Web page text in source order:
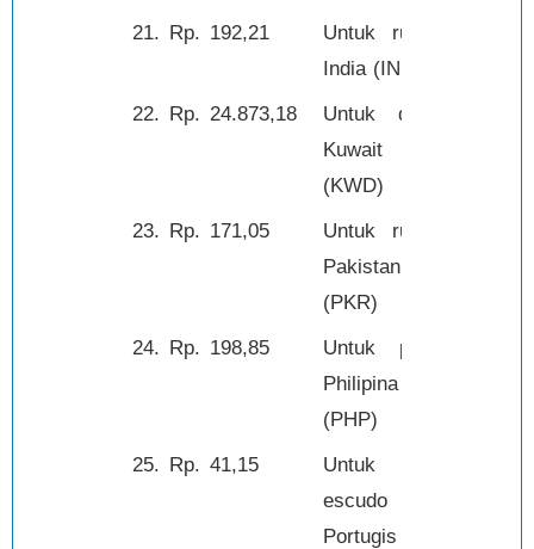
21. Rp. 192,21
Untuk rupee
India (INR)
22. Rp. 24.873,18
Untuk dinar
Kuwait
(KWD)
23. Rp. 171,05
Untuk rupee
Pakistan
(PKR)
24. Rp. 198,85
Untuk peso
Philipina
(PHP)
25. Rp. 41,15
Untuk
escudo
Portugis